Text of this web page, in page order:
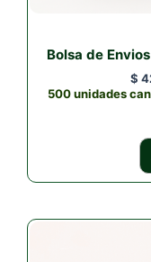
Bolsa de
$
500 unidades